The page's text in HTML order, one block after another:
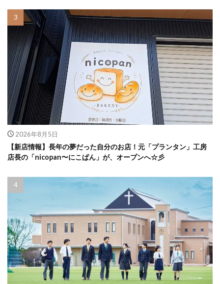
2026年8月5日
【新店情報】長年の夢だった自分のお店！元「プランタン」工房
店長の「nicopan〜にこぱん」が、オープンへ☆彡